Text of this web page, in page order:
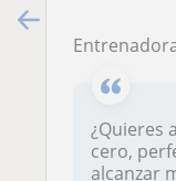
Entrenadora de
¿Quieres
cero,
alcanzar